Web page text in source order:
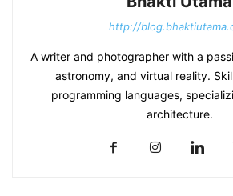
http://
A writer and photographer with a
astronomy, and virtual reality.
programming languages,
architecture.